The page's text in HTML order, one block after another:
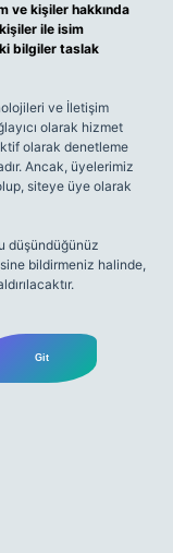
ve kişiler hakkında
ile isim
bilgiler taslak
ve İletişim
olarak hizmet
olarak denetleme
Ancak, üyelerimiz
siteye üye olarak
düşündüğünüz
bildirmeniz halinde,